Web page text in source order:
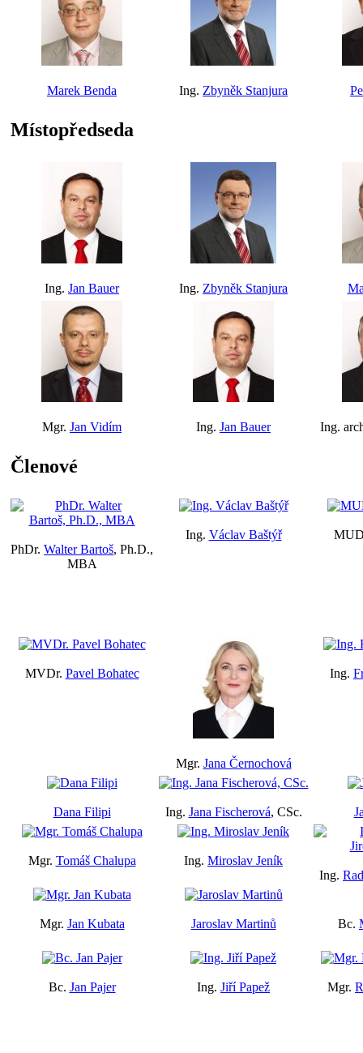
Marek Benda Ing. Zbyněk Stanjura
Místopředseda
Ing. Jan Bauer Ing. Zbyněk Stanjura
Mgr. Jan Vidím Ing. Jan Bauer Ing.
Členové
PhDr. Walter Bartoš, Ph.D.,
MBA
Ing. Václav Baštýř
MVDr. Pavel Bohatec
Mgr. Jana Černochová
Ing.
Dana Filipi Ing. Jana Fischerová, CSc.
Mgr. Tomáš Chalupa Ing. Miroslav Jeník
Ing.
Mgr. Jan Kubata Jaroslav Martinů Bc.
Bc. Jan Pajer Ing. Jiří Papež Mgr.